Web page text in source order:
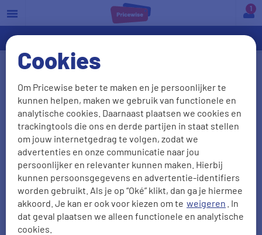
Cookies
Om Pricewise beter te maken en je persoonlijker te
kunnen helpen, maken we gebruik van functionele en
analytische cookies. Daarnaast plaatsen we cookies en
trackingtools die ons en derde partijen in staat stellen
om jouw internetgedrag te volgen, zodat we
advertenties en onze communicatie naar jou
persoonlijker en relevanter kunnen maken. Hierbij
kunnen persoonsgegevens en advertentie-identifiers
worden gebruikt. Als je op “Oké” klikt, dan ga je hiermee
akkoord. Je kan er ook voor kiezen om te weigeren . In
dat geval plaatsen we alleen functionele en analytische
cookies.
a
Op grond van de Wet beloningsbeleid financiële
ondernemingen (Wbfo) zijn wij verplicht om een
beheerst beloningsbeleid te hanteren. Lees
hieronder meer over het beloningsbeleid van
Pricewise.
Pricewise is een financiële
dienstverlener